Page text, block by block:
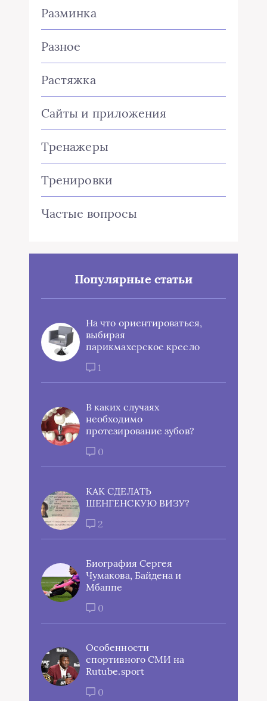
Разминка
Разное
Растяжка
Сайты и приложения
Тренажеры
Тренировки
Частые вопросы
Популярные статьи
На что ориентироваться,
выбирая
парикмахерское кресло
1
В каких случаях
необходимо
протезирование зубов?
0
КАК СДЕЛАТЬ
ШЕНГЕНСКУЮ ВИЗУ?
2
Биография Сергея
Чумакова, Байдена и
Мбаппе
0
Особенности
спортивного СМИ на
Rutube.sport
0